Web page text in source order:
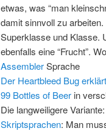
etwas, was “man
damit sinnvoll zu
Superklasse und Klasse.
ebenfalls eine “Frucht”.
AssemblerSprache
Der Heartbleed Bug
99 Bottles of Beerin
Die langweiligere Variante:
Skriptsprachen: Man